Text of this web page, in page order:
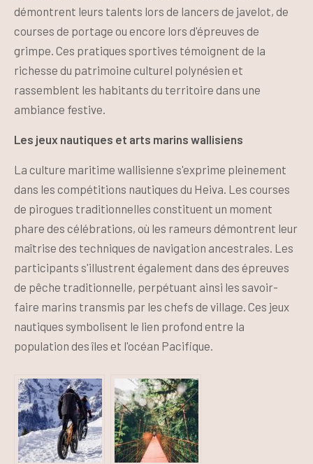
démontrent leurs talents lors de lancers de javelot, de
courses de portage ou encore lors d'épreuves de
grimpe. Ces pratiques sportives témoignent de la
richesse du patrimoine culturel polynésien et
rassemblent les habitants du territoire dans une
ambiance festive.
Les jeux nautiques et arts marins wallisiens
La culture maritime wallisienne s'exprime pleinement
dans les compétitions nautiques du Heiva. Les courses
de pirogues traditionnelles constituent un moment
phare des célébrations, où les rameurs démontrent leur
maîtrise des techniques de navigation ancestrales. Les
participants s'illustrent également dans des épreuves
de pêche traditionnelle, perpétuant ainsi les savoir-
faire marins transmis par les chefs de village. Ces jeux
nautiques symbolisent le lien profond entre la
population des îles et l'océan Pacifique.